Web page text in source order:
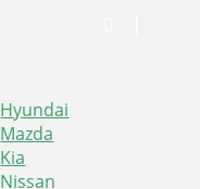
Hyundai
Mazda
Kia
Nissan